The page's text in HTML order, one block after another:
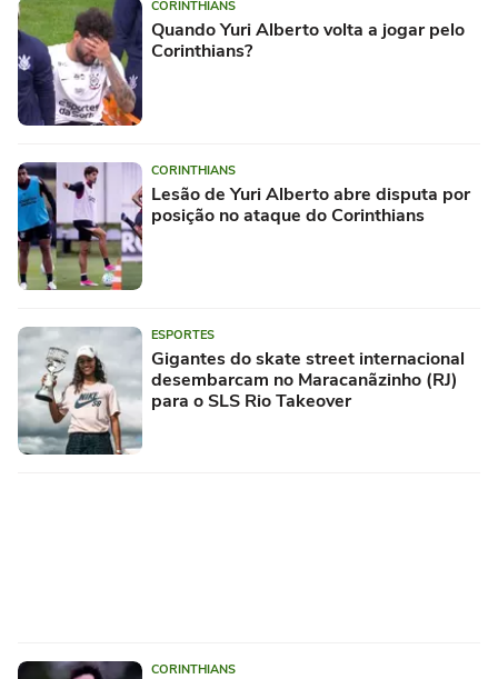
CORINTHIANS
Quando Yuri Alberto volta a jogar pelo
Corinthians?
CORINTHIANS
Lesão de Yuri Alberto abre disputa por
posição no ataque do Corinthians
ESPORTES
Gigantes do skate street internacional
desembarcam no Maracanãzinho (RJ)
para o SLS Rio Takeover
CORINTHIANS